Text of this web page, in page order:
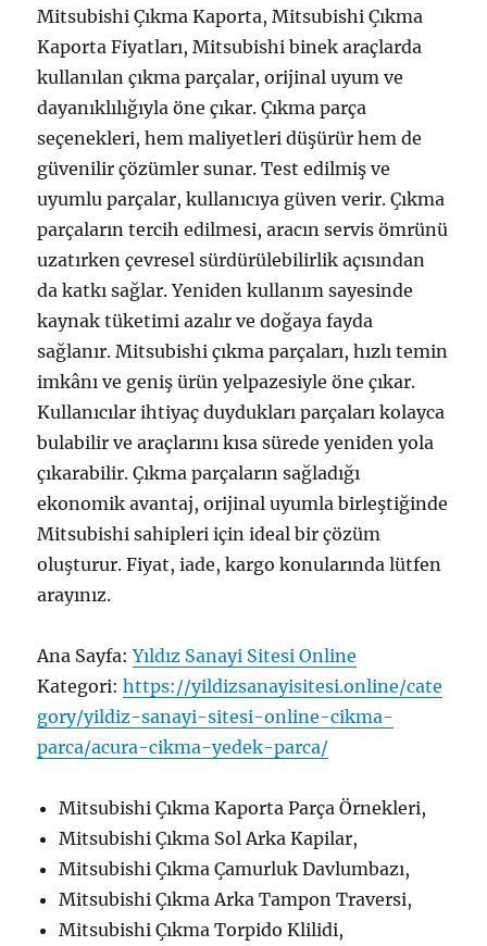
Mitsubishi Çıkma Kaporta, Mitsubishi Çıkma
Kaporta Fiyatları, Mitsubishi binek araçlarda
kullanılan çıkma parçalar, orijinal uyum ve
dayanıklılığıyla öne çıkar. Çıkma parça
seçenekleri, hem maliyetleri düşürür hem de
güvenilir çözümler sunar. Test edilmiş ve
uyumlu parçalar, kullanıcıya güven verir. Çıkma
parçaların tercih edilmesi, aracın servis ömrünü
uzatırken çevresel sürdürülebilirlik açısından
da katkı sağlar. Yeniden kullanım sayesinde
kaynak tüketimi azalır ve doğaya fayda
sağlanır. Mitsubishi çıkma parçaları, hızlı temin
imkânı ve geniş ürün yelpazesiyle öne çıkar.
Kullanıcılar ihtiyaç duydukları parçaları kolayca
bulabilir ve araçlarını kısa sürede yeniden yola
çıkarabilir. Çıkma parçaların sağladığı
ekonomik avantaj, orijinal uyumla birleştiğinde
Mitsubishi sahipleri için ideal bir çözüm
oluşturur. Fiyat, iade, kargo konularında lütfen
arayınız.
Ana Sayfa:Yıldız Sanayi Sitesi Online
Kategori:https://yildizsanayisitesi.online/cate
gory/yildiz-sanayi-sitesi-online-cikma-
parca/acura-cikma-yedek-parca/
Mitsubishi Çıkma Kaporta Parça Örnekleri,
Mitsubishi Çıkma Sol Arka Kapilar,
Mitsubishi Çıkma Çamurluk Davlumbazı,
Mitsubishi Çıkma Arka Tampon Traversi,
Mitsubishi Çıkma Torpido Klilidi,